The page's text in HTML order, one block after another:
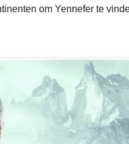
om Yennefer te